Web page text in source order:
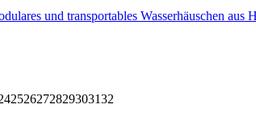
und transportables Wasserhäuschen aus
2526272829303132